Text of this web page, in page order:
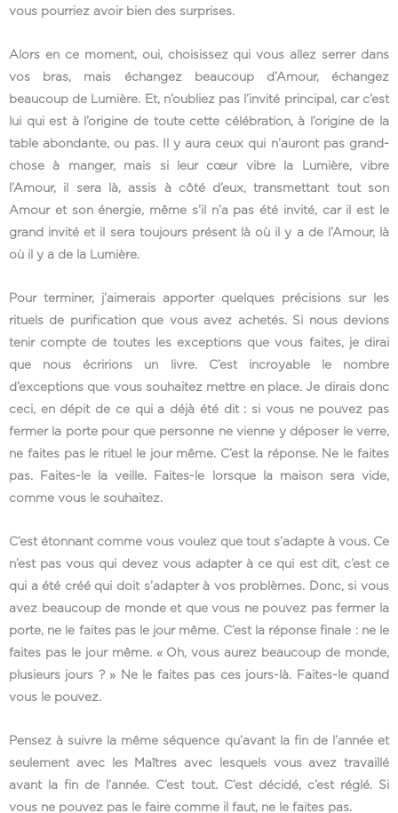
vous pourriez avoir bien des surprises.
Alors en ce moment, oui, choisissez qui vous allez serrer dans
vos bras, mais échangez beaucoup d’Amour, échangez
beaucoup de Lumière. Et, n’oubliez pas l’invité principal, car c’est
lui qui est à l’origine de toute cette célébration, à l’origine de la
table abondante, ou pas. Il y aura ceux qui n’auront pas grand-
chose à manger, mais si leur cœur vibre la Lumière, vibre
l’Amour, il sera là, assis à côté d’eux, transmettant tout son
Amour et son énergie, même s’il n’a pas été invité, car il est le
grand invité et il sera toujours présent là où il y a de l’Amour, là
où il y a de la Lumière.
Pour terminer, j’aimerais apporter quelques précisions sur les
rituels de purification que vous avez achetés. Si nous devions
tenir compte de toutes les exceptions que vous faites, je dirai
que nous écririons un livre. C’est incroyable le nombre
d’exceptions que vous souhaitez mettre en place. Je dirais donc
ceci, en dépit de ce qui a déjà été dit : si vous ne pouvez pas
fermer la porte pour que personne ne vienne y déposer le verre,
ne faites pas le rituel le jour même. C’est la réponse. Ne le faites
pas. Faites-le la veille. Faites-le lorsque la maison sera vide,
comme vous le souhaitez.
C’est étonnant comme vous voulez que tout s’adapte à vous. Ce
n’est pas vous qui devez vous adapter à ce qui est dit, c’est ce
qui a été créé qui doit s’adapter à vos problèmes. Donc, si vous
avez beaucoup de monde et que vous ne pouvez pas fermer la
porte, ne le faites pas le jour même. C’est la réponse finale : ne le
faites pas le jour même. « Oh, vous aurez beaucoup de monde,
plusieurs jours ? » Ne le faites pas ces jours-là. Faites-le quand
vous le pouvez.
Pensez à suivre la même séquence qu’avant la fin de l’année et
seulement avec les Maîtres avec lesquels vous avez travaillé
avant la fin de l’année. C’est tout. C’est décidé, c’est réglé. Si
vous ne pouvez pas le faire comme il faut, ne le faites pas.